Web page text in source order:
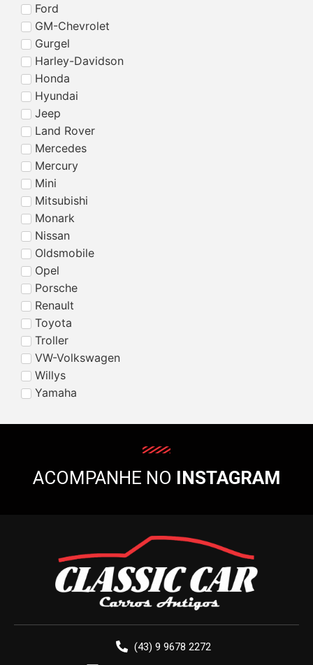
Ford
GM-Chevrolet
Gurgel
Harley-Davidson
Honda
Hyundai
Jeep
Land Rover
Mercedes
Mercury
Mini
Mitsubishi
Monark
Nissan
Oldsmobile
Opel
Porsche
Renault
Toyota
Troller
VW-Volkswagen
Willys
Yamaha
ACOMPANHE NO INSTAGRAM
(43) 9 9678 2272